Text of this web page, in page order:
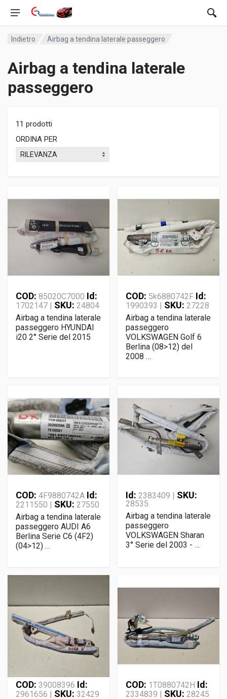
Indietro Airbag a tendina laterale passeggero
Airbag a tendina laterale
passeggero
11 prodotti
ORDINA PER
COD: 85020C7000 Id:
1702147 | SKU: 24804
Airbag a tendina laterale
passeggero HYUNDAI
i20 2° Serie del 2015
COD: 5k6880742F Id:
1990393 | SKU: 27228
Airbag a tendina laterale
passeggero
VOLKSWAGEN Golf 6
Berlina (08>12) del
2008 …
COD: 4F9880742A Id:
2211550 | SKU: 27550
Airbag a tendina laterale
passeggero AUDI A6
Berlina Serie C6 (4F2)
(04>12) …
Id: 2383409 | SKU:
28535
Airbag a tendina laterale
passeggero
VOLKSWAGEN Sharan
3° Serie del 2003 - …
COD: 39008396 Id:
2961656 | SKU: 32429
COD: 1T0880742H Id:
2334839 | SKU: 28245